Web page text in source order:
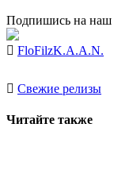
Подпишись на наш
FloFilzK.A.A.N.
Свежие релизы
Читайте также